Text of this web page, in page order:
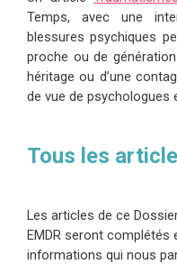
Temps, avec une
blessures psychiques
proche ou de
héritage ou d’une
de vue de psychologues
Tous les
Les articles de ce
EMDR seront
informations qui nous